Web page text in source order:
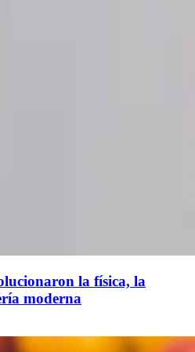
la física, la
moderna